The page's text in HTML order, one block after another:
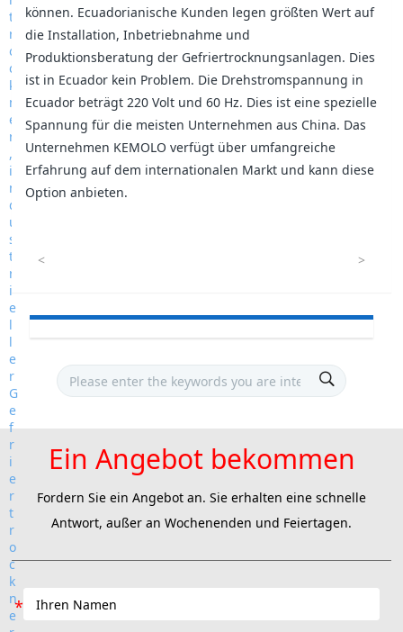
können. Ecuadorianische Kunden legen größten Wert auf
die Installation, Inbetriebnahme und
Produktionsberatung der Gefriertrocknungsanlagen. Dies
ist in Ecuador kein Problem. Die Drehstromspannung in
Ecuador beträgt 220 Volt und 60 Hz. Dies ist eine spezielle
Spannung für die meisten Unternehmen aus China. Das
Unternehmen KEMOLO verfügt über umfangreiche
Erfahrung auf dem internationalen Markt und kann diese
Option anbieten.
< >
Ein Angebot bekommen
Fordern Sie ein Angebot an. Sie erhalten eine schnelle
Antwort, außer an Wochenenden und Feiertagen.